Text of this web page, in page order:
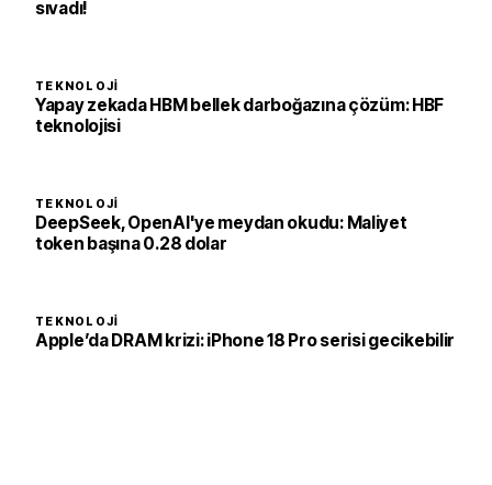
sıvadı!
TEKNOLOJI
Yapay zekada HBM bellek darboğazına çözüm: HBF
teknolojisi
TEKNOLOJI
DeepSeek, OpenAI'ye meydan okudu: Maliyet
token başına 0.28 dolar
TEKNOLOJI
Apple’da DRAM krizi: iPhone 18 Pro serisi gecikebilir